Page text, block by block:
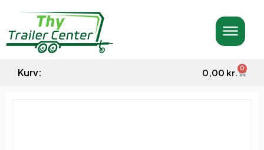
Kurv: 0,00 kr. 0